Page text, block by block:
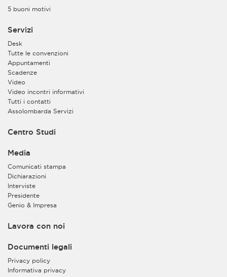
5 buoni motivi
Servizi
Desk
Tutte le convenzioni
Appuntamenti
Scadenze
Video
Video incontri informativi
Tutti i contatti
Assolombarda Servizi
Centro Studi
Media
Comunicati stampa
Dichiarazioni
Interviste
Presidente
Genio & Impresa
Lavora con noi
Documenti legali
Privacy policy
Informativa privacy